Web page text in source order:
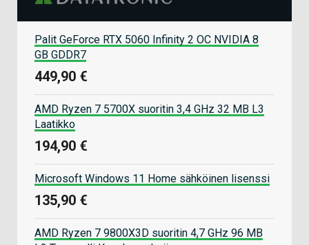
Palit GeForce RTX 5060 Infinity 2 OC NVIDIA 8
GB GDDR7
449,90 €
AMD Ryzen 7 5700X suoritin 3,4 GHz 32 MB L3
Laatikko
194,90 €
Microsoft Windows 11 Home sähköinen lisenssi
135,90 €
AMD Ryzen 7 9800X3D suoritin 4,7 GHz 96 MB